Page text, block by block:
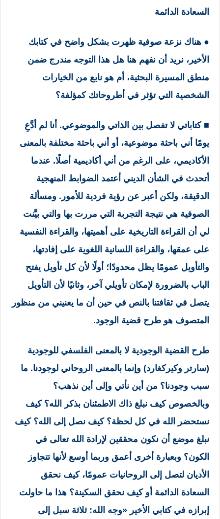
السعادة الدائمة
● هناك نزعة صوفية ظهرت بشكل واضح في كتابك
الأخير، نريد أن نفهم هنا هل هذا التوجه مندرج ضمن
منطق المسيرة البحثية، أم هو نابع من الخيارات
الشخصية التي تؤثر في أطروحاتك كمؤلفة؟
■ كتاباتي لا تفصل بين الذاتي والموضوعي. أنا لم أدَّعِ
يومًا أني باحثة موضوعية، أو أني باحثة مختلفة بالمعنى
الأكاديمي، على الرغم من أني أكاديمية أصلًا. عندما
أتحدث في الشأن الديني أعتمد الضوابط المنهجية
الدقيقة، ولكن أعبر عن رؤية فردية للأمور. ومسألة
الصوفية هي نتيجة التجربة التي مررت بها والتي بيَّنت
لي أن القراءة التاريخية على أهميتها، والقراءة النفسية
على عمقها، والقراءة اللسانية اللغوية على إفادتها،
والتأويل عمومًا يظل محدودًا؛ أولًا لأن كل تأويل يفتح
الباب بالضرورة لإمكان تأويلي آخر، وثانيًا لأن التأويل
يتصل في ثقافتنا بالنص في حين أن ما يعنيني من منظور
المتصوف هو طرح قضية الوجود.
طرح القضية الوجودية لا بالمعنى الفلسفي للوجودية
(سارتر وكيركغارد) وإنما بالمعنى الروحاني لوجودنا. ما
سبب وجودنا؟ من أين نأتي وإلى أين نذهب؟
وبالخصوص كيف نبلغ ذاك الاطمئنان بذكر الله؟ كيف
نستحضر الله في كل لحظة؟ كيف نصل إلى الله؟ كيف
نبلغ موضع أن نكون محققين لإرادة الله تعالى في
الكون؟ وبعبارة أخرى أعمق وربما أوسع لأنها تتجاوز
الأديان لتصل إلى الروحانيات عمومًا، كيف نحقق
السعادة الدائمة أو كيف نحقق السكينة؟ هذا ما حاولت
إبرازه في كتابي الأخير «وجه الله: ثلاثة سبل إلى